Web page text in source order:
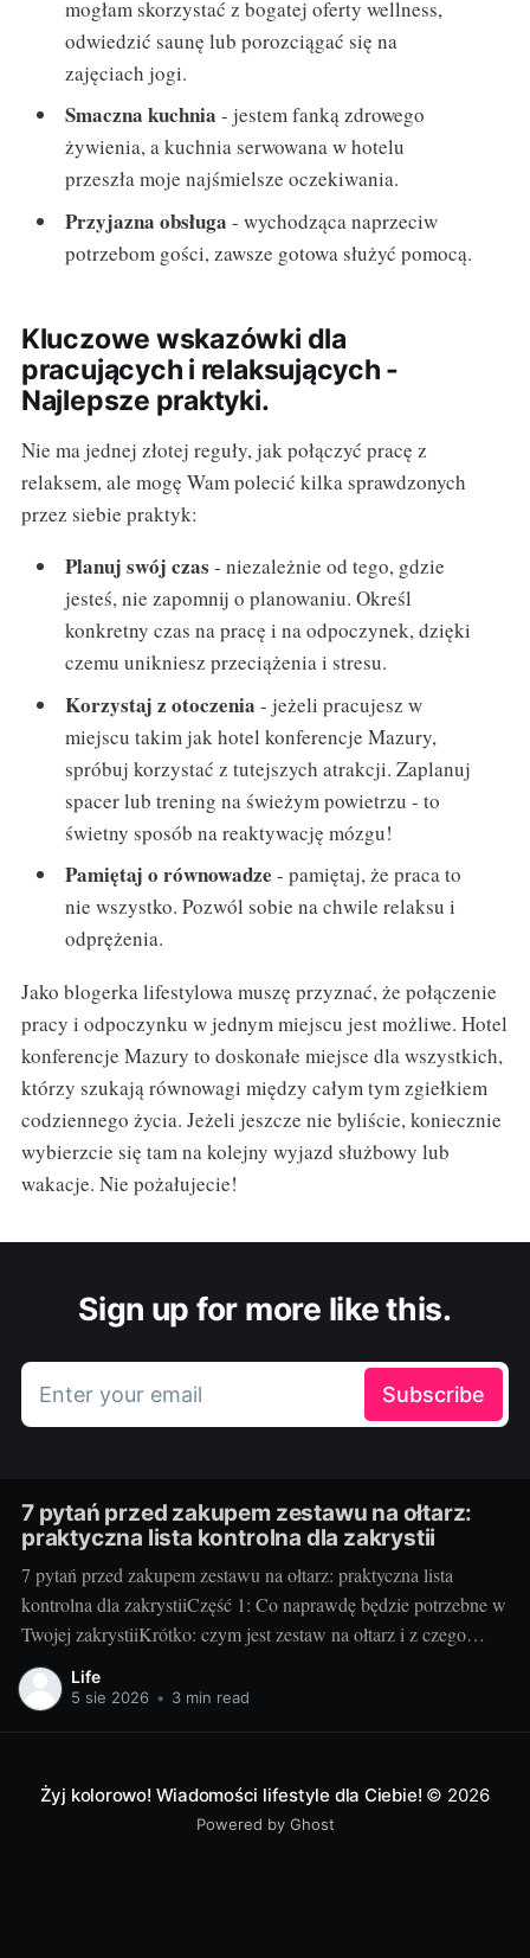
mogłam skorzystać z bogatej oferty wellness,
odwiedzić saunę lub porozciągać się na
zajęciach jogi.
Smaczna kuchnia - jestem fanką zdrowego
żywienia, a kuchnia serwowana w hotelu
przeszła moje najśmielsze oczekiwania.
Przyjazna obsługa - wychodząca naprzeciw
potrzebom gości, zawsze gotowa służyć pomocą.
Kluczowe wskazówki dla
pracujących i relaksujących -
Najlepsze praktyki.
Nie ma jednej złotej reguły, jak połączyć pracę z
relaksem, ale mogę Wam polecić kilka sprawdzonych
przez siebie praktyk:
Planuj swój czas - niezależnie od tego, gdzie
jesteś, nie zapomnij o planowaniu. Określ
konkretny czas na pracę i na odpoczynek, dzięki
czemu unikniesz przeciążenia i stresu.
Korzystaj z otoczenia - jeżeli pracujesz w
miejscu takim jak hotel konferencje Mazury,
spróbuj korzystać z tutejszych atrakcji. Zaplanuj
spacer lub trening na świeżym powietrzu - to
świetny sposób na reaktywację mózgu!
Pamiętaj o równowadze - pamiętaj, że praca to
nie wszystko. Pozwól sobie na chwile relaksu i
odprężenia.
Jako blogerka lifestylowa muszę przyznać, że połączenie
pracy i odpoczynku w jednym miejscu jest możliwe. Hotel
konferencje Mazury to doskonałe miejsce dla wszystkich,
którzy szukają równowagi między całym tym zgiełkiem
codziennego życia. Jeżeli jeszcze nie byliście, koniecznie
wybierzcie się tam na kolejny wyjazd służbowy lub
wakacje. Nie pożałujecie!
Sign up for more like this.
Enter your email Subscribe
7 pytań przed zakupem zestawu na ołtarz:
praktyczna lista kontrolna dla zakrystii
7 pytań przed zakupem zestawu na ołtarz: praktyczna lista
kontrolna dla zakrystiiCzęść 1: Co naprawdę będzie potrzebne w
Twojej zakrystiiKrótko: czym jest zestaw na ołtarz i z czego
zwykle się składa. Klasyczny zestaw to kielich z pateną, puszka
lub cyborium, lavabo (miseczka i dzbanuszek), tacka pod
Life
5 sie 2026 • 3 min read
Żyj kolorowo! Wiadomości lifestyle dla Ciebie! © 2026
Powered by Ghost